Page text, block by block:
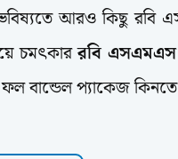
আরও কিছু রবি
চমৎকাররবি
বান্ডেল প্যাকেজ